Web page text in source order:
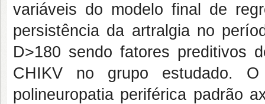
variáveis do modelo final de
persistência da artralgia no
D>180 sendo fatores preditivos
CHIKV no grupo estudado.
polineuropatia periférica padrão